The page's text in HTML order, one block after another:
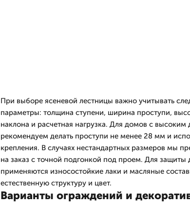
При выборе ясеневой лестницы важно учитывать
параметры: толщина ступени, ширина проступи,
наклона и расчетная нагрузка. Для домов с
рекомендуем делать проступи не менее 28 мм и
крепления. В случаях нестандартных размеров мы
на заказ с точной подгонкой под проем. Для защиты
применяются износостойкие лаки и масляные
естественную структуру и цвет.
Варианты ограждений и